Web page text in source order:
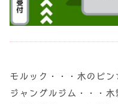
モルック・・・木のピン
ジャングルジム・・・木